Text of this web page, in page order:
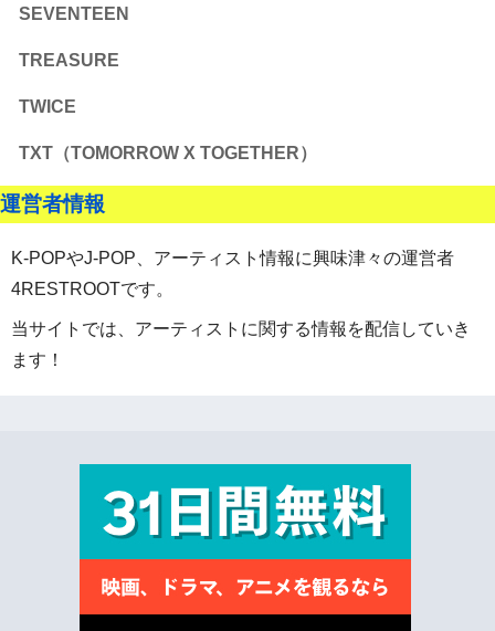
SEVENTEEN
TREASURE
TWICE
TXT（TOMORROW X TOGETHER）
運営者情報
K-POPやJ-POP、アーティスト情報に興味津々の運営者
4RESTROOTです。
当サイトでは、アーティストに関する情報を配信していき
ます！